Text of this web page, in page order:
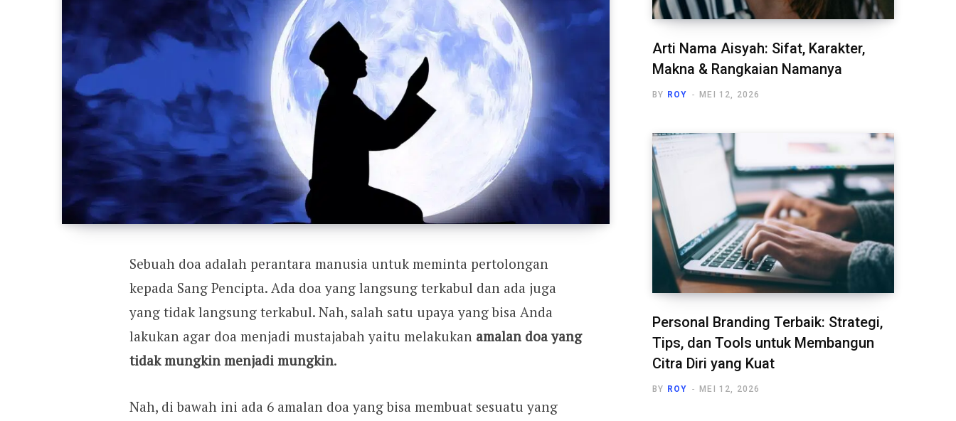
Sebuah doa adalah perantara manusia untuk meminta pertolongan
kepada Sang Pencipta. Ada doa yang langsung terkabul dan ada juga
yang tidak langsung terkabul. Nah, salah satu upaya yang bisa Anda
lakukan agar doa menjadi mustajabah yaitu melakukan amalan doa yang
tidak mungkin menjadi mungkin.
Nah, di bawah ini ada 6 amalan doa yang bisa membuat sesuatu yang
Arti Nama Aisyah: Sifat, Karakter,
Makna & Rangkaian Namanya
BY ROY MEI 12, 2026
Personal Branding Terbaik: Strategi,
Tips, dan Tools untuk Membangun
Citra Diri yang Kuat
BY ROY MEI 12, 2026